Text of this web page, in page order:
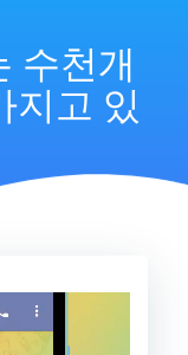
수천개
지고 있